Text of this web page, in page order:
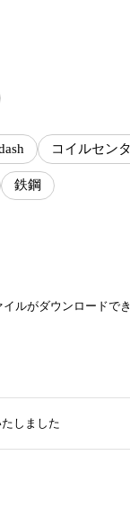
コイルセン
鉄鋼
ルがダウンロードで
しました